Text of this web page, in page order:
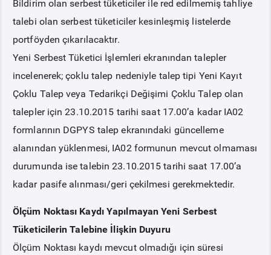
BT HİZMET YÖNETİM SİSTEMİ POLİTİKAMIZ
Bildirim olan serbest tüketiciler ile red edilmemiş tahliye
talebi olan serbest tüketiciler kesinleşmiş listelerde
portföyden çıkarılacaktır.
Yeni Serbest Tüketici İşlemleri ekranından talepler
incelenerek; çoklu talep nedeniyle talep tipi Yeni Kayıt
Çoklu Talep veya Tedarikçi Değişimi Çoklu Talep olan
talepler için 23.10.2015 tarihi saat 17.00’a kadar IA02
formlarının DGPYS talep ekranındaki güncelleme
alanından yüklenmesi, IA02 formunun mevcut olmaması
durumunda ise talebin 23.10.2015 tarihi saat 17.00’a
kadar pasife alınması/geri çekilmesi gerekmektedir.
Ölçüm Noktası Kaydı Yapılmayan Yeni Serbest
Tüketicilerin Talebine İlişkin Duyuru
Ölçüm Noktası kaydı mevcut olmadığı için süresi